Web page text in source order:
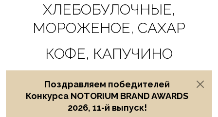
ХЛЕБОБУЛОЧНЫЕ,
МОРОЖЕНОЕ, САХАР
КОФЕ, КАПУЧИНО
Поздравляем победителей
Конкурса NOTORIUM BRAND AWARDS
2026, 11-й выпуск!